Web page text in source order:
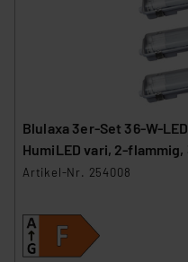
Blulaxa 3er-Set 36-W-
HumiLED vari, 2-
Artikel-Nr. 254008